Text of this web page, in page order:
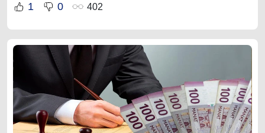
1 0 402